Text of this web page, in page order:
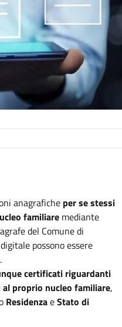
anagrafiche per se stessi
familiare mediante
del Comune di
possono essere
certificati riguardanti
proprio nucleo familiare,
ResidenzaeStato di